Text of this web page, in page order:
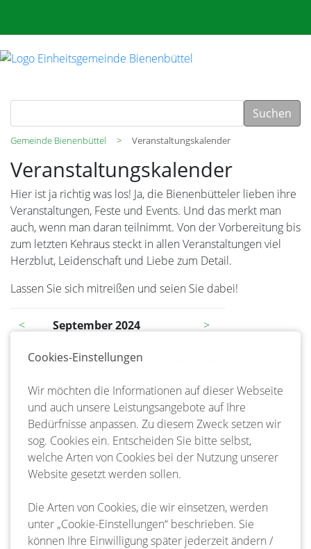
Suchen
Gemeinde Bienenbüttel Veranstaltungskalender
Veranstaltungskalender
Hier ist ja richtig was los! Ja, die Bienenbütteler lieben ihre
Veranstaltungen, Feste und Events. Und das merkt man
auch, wenn man daran teilnimmt. Von der Vorbereitung bis
zum letzten Kehraus steckt in allen Veranstaltungen viel
Herzblut, Leidenschaft und Liebe zum Detail.
Lassen Sie sich mitreißen und seien Sie dabei!
< September 2024 >
Montag
Dienstag
Mittwoch
Donnerstag
1
3 4 5 6 7 8
10 11 12 13 14 15
23 24 25 26 27 28 29
Cookies-Einstellungen
Wir möchten die Informationen auf dieser Webseite
und auch unsere Leistungsangebote auf Ihre
Bedürfnisse anpassen. Zu diesem Zweck setzen wir
sog. Cookies ein. Entscheiden Sie bitte selbst,
welche Arten von Cookies bei der Nutzung unserer
Website gesetzt werden sollen.
Die Arten von Cookies, die wir einsetzen, werden
unter „Cookie-Einstellungen“ beschrieben. Sie
können Ihre Einwilligung später jederzeit ändern /